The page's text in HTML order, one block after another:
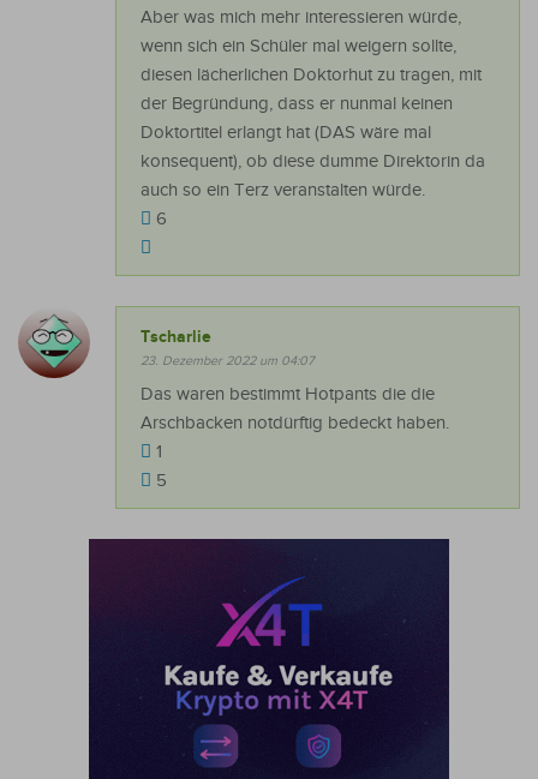
Aber was mich mehr interessieren würde,
wenn sich ein Schüler mal weigern sollte,
diesen lächerlichen Doktorhut zu tragen, mit
der Begründung, dass er nunmal keinen
Doktortitel erlangt hat (DAS wäre mal
konsequent), ob diese dumme Direktorin da
auch so ein Terz veranstalten würde.
6
Tscharlie
23. Dezember 2022 um 04:07
Das waren bestimmt Hotpants die die
Arschbacken notdürftig bedeckt haben.
1
5